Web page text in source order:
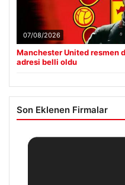
07/08/2026
Manchester United resmen
adresi belli oldu
Son Eklenen Firmalar